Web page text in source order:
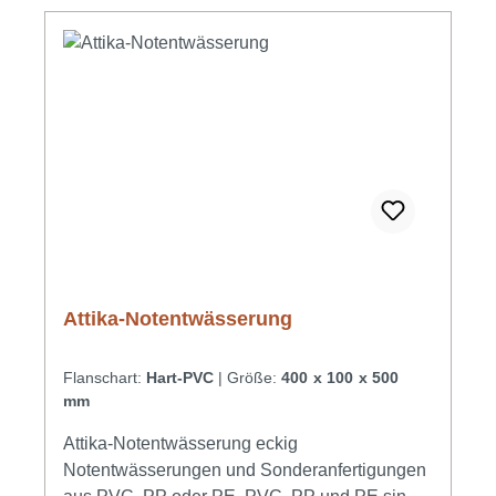
Attika-Notentwässerung
Flanschart: Hart-PVC | Größe: 400 x 100 x 500
mm
Attika-Notentwässerung eckig
Notentwässerungen und Sonderanfertigungen